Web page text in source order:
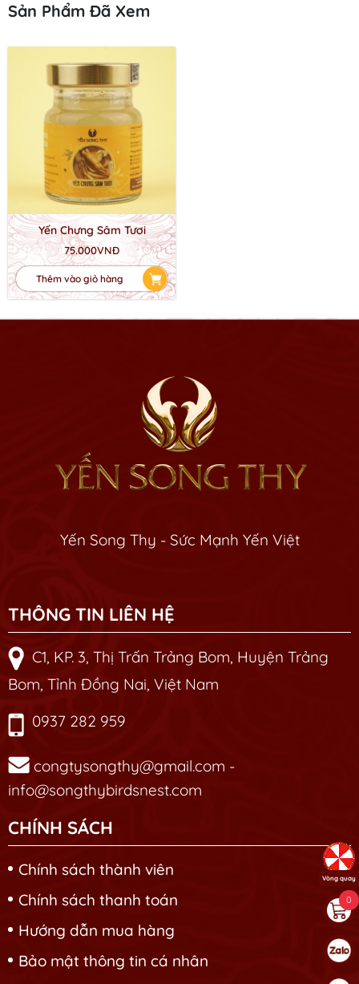
Sản Phẩm Đã Xem
Yến Chưng Sâm Tươi
75.000VNĐ
Thêm vào giỏ hàng
Yến Song Thy - Sức Mạnh Yến Việt
THÔNG TIN LIÊN HỆ
C1, KP. 3, Thị Trấn Trảng Bom, Huyện Trảng
Bom, Tỉnh Đồng Nai, Việt Nam
0937 282 959
congtysongthy@gmail.com -
info@songthybirdsnest.com
CHÍNH SÁCH
Chính sách thành viên
Chính sách thanh toán
Hướng dẫn mua hàng
Bảo mật thông tin cá nhân
Vòng quay
0